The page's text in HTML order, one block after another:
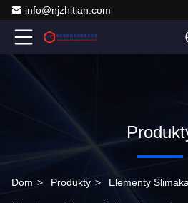
info@njzhitian.com
Dom > Produkty > Elementy